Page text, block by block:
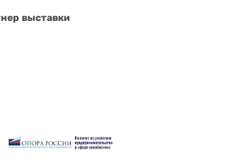
выставки